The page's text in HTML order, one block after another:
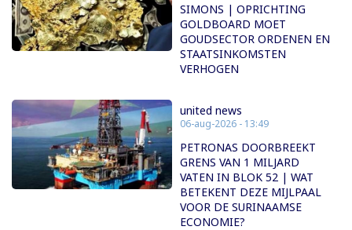
SIMONS | OPRICHTING
GOLDBOARD MOET
GOUDSECTOR ORDENEN EN
STAATSINKOMSTEN
VERHOGEN
united news
06-aug-2026 - 13:49
PETRONAS DOORBREEKT
GRENS VAN 1 MILJARD
VATEN IN BLOK 52 | WAT
BETEKENT DEZE MIJLPAAL
VOOR DE SURINAAMSE
ECONOMIE?